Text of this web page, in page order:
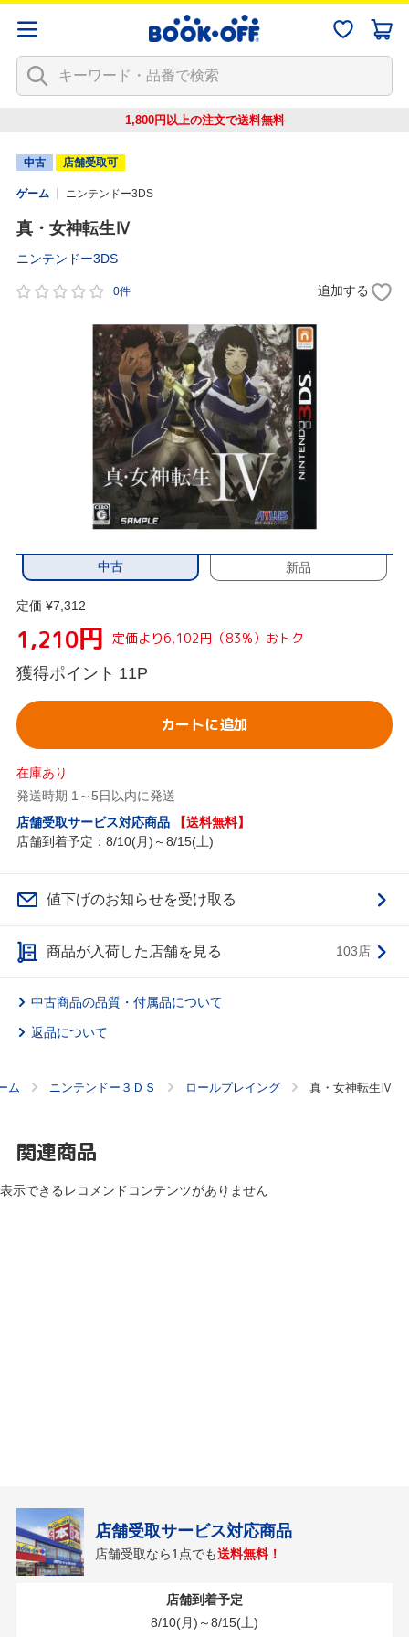
1,800円以上の注文で送料無料
中古 店舗受取可
ゲーム ニンテンドー3DS
真・女神転生Ⅳ
ニンテンドー3DS
0件 追加する
中古 新品
定価 ¥7,312
1,210円 定価より6,102円（83%）おトク
獲得ポイント 11P
カートに追加
在庫あり
発送時期 1～5日以内に発送
店舗受取サービス対応商品
【送料無料】
店舗到着予定：8/10(月)～8/15(土)
値下げのお知らせを受け取る
商品が入荷した店舗を見る 103店
中古商品の品質・付属品について
返品について
ム ニンテンドー３ＤＳ ロールプレイング 真・女神転生Ⅳ
関連商品
表示できるレコメンドコンテンツがありません
店舗受取サービス対応商品
店舗受取なら1点でも送料無料！
店舗到着予定
8/10(月)～8/15(土)